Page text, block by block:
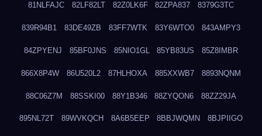
81NLFAJC 82LF82LT 82Z0LK6F 82ZPA837 8379G3TC
839R94B1 83DE49ZB 83FF7WTK 83Y6WTO0 843AMPY3
84ZPYENJ 85BF0JNS 85NIO1GL 85YB83US 85Z8IMBR
866X8P4W 86U520L2 87HLHOXA 885XXWB7 8893NQNM
88C06Z7M 88SSKI00 88Y1B346 88ZYQON6 88ZZ29JA
895NL72T 89WVKQCH 8A6B5EEP 8BBJWQMN 8BJPIIGO